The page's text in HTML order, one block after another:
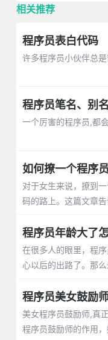
相关推荐
程序员表白代码
许多程序员小伙伴总
程序员笔名、别
一个厉害的程序员,都
如何撩一个程序
对于女生来说，撩到
码的路上。这篇文章
程序员年龄大了
在很多人的眼里，程
心以后的出路了。那
程序员美女鼓励
美女程序员鼓励师,真
程序员鼓励师的作用